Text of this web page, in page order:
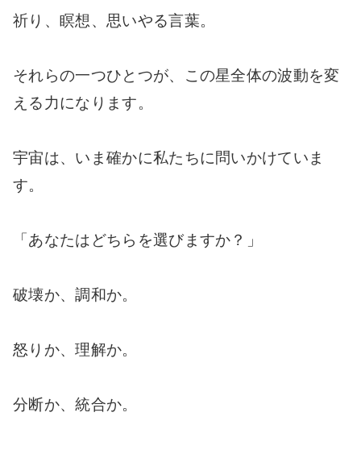
祈り、瞑想、思いやる言葉。
それらの一つひとつが、この星全体の波動を変
える力になります。
宇宙は、いま確かに私たちに問いかけていま
す。
「あなたはどちらを選びますか？」
破壊か、調和か。
怒りか、理解か。
分断か、統合か。